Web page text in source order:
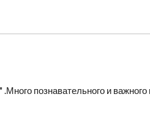
познавательного и